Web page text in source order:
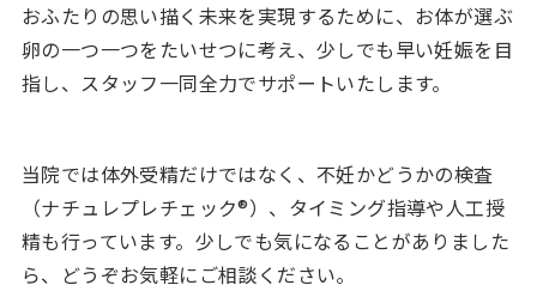
おふたりの思い描く未来を実現するために、お体が選ぶ
卵の一つ一つをたいせつに考え、少しでも早い妊娠を目
指し、スタッフ一同全力でサポートいたします。
当院では体外受精だけではなく、不妊かどうかの検査
（ナチュレプレチェック®）、タイミング指導や人工授
精も行っています。少しでも気になることがありました
ら、どうぞお気軽にご相談ください。